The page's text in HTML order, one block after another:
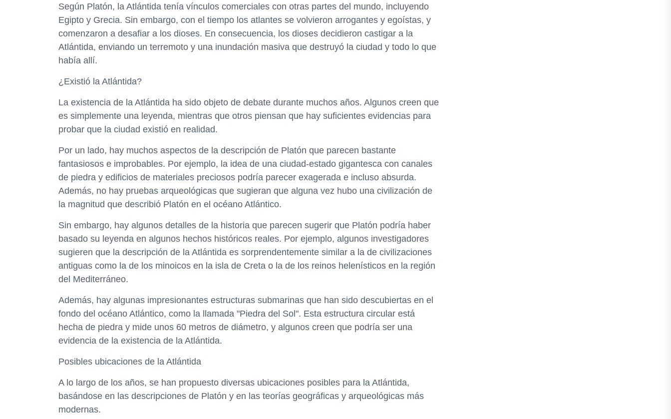
Según Platón, la Atlántida tenía vínculos comerciales con otras partes del mundo, incluyendo
Egipto y Grecia. Sin embargo, con el tiempo los atlantes se volvieron arrogantes y egoístas, y
comenzaron a desafiar a los dioses. En consecuencia, los dioses decidieron castigar a la
Atlántida, enviando un terremoto y una inundación masiva que destruyó la ciudad y todo lo que
había allí.
¿Existió la Atlántida?
La existencia de la Atlántida ha sido objeto de debate durante muchos años. Algunos creen que
es simplemente una leyenda, mientras que otros piensan que hay suficientes evidencias para
probar que la ciudad existió en realidad.
Por un lado, hay muchos aspectos de la descripción de Platón que parecen bastante
fantasiosos e improbables. Por ejemplo, la idea de una ciudad-estado gigantesca con canales
de piedra y edificios de materiales preciosos podría parecer exagerada e incluso absurda.
Además, no hay pruebas arqueológicas que sugieran que alguna vez hubo una civilización de
la magnitud que describió Platón en el océano Atlántico.
Sin embargo, hay algunos detalles de la historia que parecen sugerir que Platón podría haber
basado su leyenda en algunos hechos históricos reales. Por ejemplo, algunos investigadores
sugieren que la descripción de la Atlántida es sorprendentemente similar a la de civilizaciones
antiguas como la de los minoicos en la isla de Creta o la de los reinos helenísticos en la región
del Mediterráneo.
Además, hay algunas impresionantes estructuras submarinas que han sido descubiertas en el
fondo del océano Atlántico, como la llamada "Piedra del Sol". Esta estructura circular está
hecha de piedra y mide unos 60 metros de diámetro, y algunos creen que podría ser una
evidencia de la existencia de la Atlántida.
Posibles ubicaciones de la Atlántida
A lo largo de los años, se han propuesto diversas ubicaciones posibles para la Atlántida,
basándose en las descripciones de Platón y en las teorías geográficas y arqueológicas más
modernas.